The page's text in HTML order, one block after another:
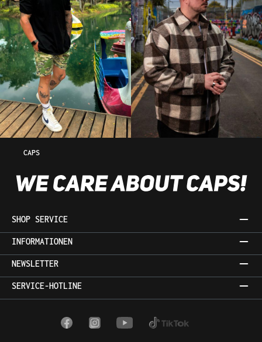
CAPS
SHOP SERVICE
INFORMATIONEN
NEWSLETTER
SERVICE-HOTLINE